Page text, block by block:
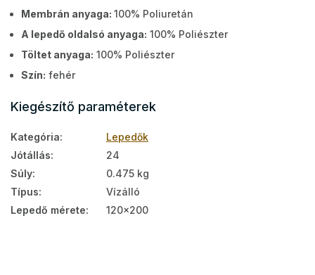
Membrán anyaga: 100% Poliuretán
A lepedő oldalsó anyaga: 100% Poliészter
Töltet anyaga: 100% Poliészter
Szín: fehér
Kiegészítő paraméterek
Kategória:
Lepedők
Jótállás:
24
Súly:
0.475 kg
Típus:
Vízálló
Lepedő mérete: 120x200